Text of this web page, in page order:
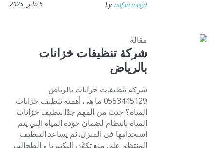
5 يناير، 2025 bywafaa magd
مقالة
شركة تنظيفات خزانات
بالرياض
شركة تنظيفات خزانات بالرياض
0553445129 ما هي أهمية تنظيف خزانات
المياه؟ حيث من المهم جدًا تنظيف خزانات
المياه بانتظام لضمان جودة المياه التي يتم
استخدامها في المنزل. ثم يساعد التنظيف
المنتظم على منع تكوُّن البكتيريا و الطحالب